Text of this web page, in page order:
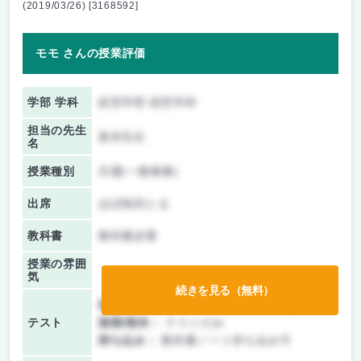
(2019/03/26) [3168592]
モモ さんの授業評価
学部 学科
担当の先生
名
授業種別 共通(一般教養)
出席 ほぼ毎回とる
教科書 教科書必要
授業の雰囲
気
テスト
前期/中間：
後期/期末：
持ち込み：
教科書ノート持ち込み可
続きを見る（無料）